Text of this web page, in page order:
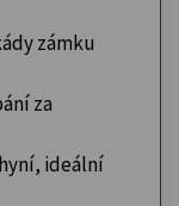
zámku
za
ideální